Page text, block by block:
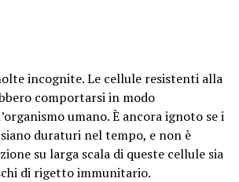
incognite. Le cellule resistenti alla
comportarsi in modo
umano. È ancora ignoto se i
duraturi nel tempo, e non è
su larga scala di queste cellule sia
di rigetto immunitario.